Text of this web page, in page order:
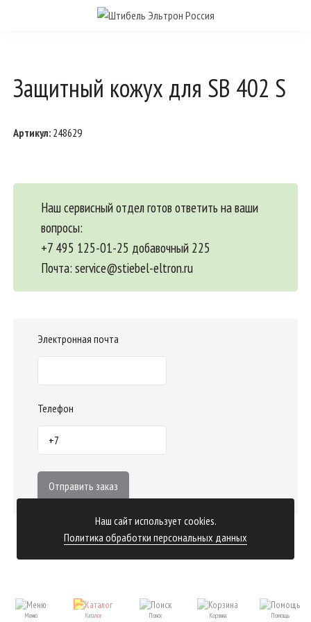
Защитный кожух для SB 402 S
Артикул: 248629
Наш сервисный отдел готов ответить на ваши
вопросы:
+7 495 125-01-25 добавочный 225
Почта: service@stiebel-eltron.ru
Электронная почта
Телефон
Отправить заказ
Меню Каталог Поиск Корзина Помощь
Наш сайт использует cookies.
Политика обработки персональных данных